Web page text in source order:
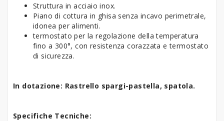
Struttura in acciaio inox.
Piano di cottura in ghisa senza incavo perimetrale,
idonea per alimenti.
termostato per la regolazione della temperatura
fino a 300°, con resistenza corazzata e termostato
di sicurezza.
In dotazione: Rastrello spargi-pastella, spatola.
Specifiche Tecniche: